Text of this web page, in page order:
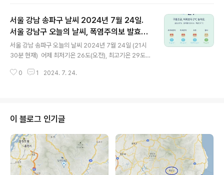
하루 중 최고기온입니다 * 눈비 올 확률은 위 이미지에
서 시간별 기상 상태 참조 대기상황 공기질은어제 초미세
먼지 좋음 = 4 ㎍/m³ 미세먼지는 좋음 = 12 ㎍/m³황사
는 보통 = 9 ㎍/m³ 자외선 (오후) = 보통 오늘 초미세먼
지 좋음 = 9 ㎍/m³ 미세먼지는 좋음 = 19 ㎍/m³황사는
보통 = 12 ㎍/m³ ( 경기 지역 평균 )..
서울 강남 송파구 날씨 2024년 7월 24일.
서울 강남구 오늘의 날씨, 폭염주의보 발효중,
오늘 날씨, 2024 0724, 초미세먼지, 미세먼
지, 황사, 자외선
서울 강남 송파구 오늘의 날씨 2024년 7월 24일 (21시
30분 현재) 어제 최저기온 26도(오전), 최고기온 29도
어제와 같은 최저기온이고 어제보다 4도 높은 최고기온입
서 시간별 기상 상태 참조 대기상황 공기질은어제초미세
먼지 좋음 = 2 ㎍/m³ 미세먼지는 좋음 = 11 ㎍/m³황사
는 보통 = 10 ㎍/m³ 자외선 (오후) = 보통오늘초미세먼
지 좋음 = 4 ㎍/m³ 미세먼지는 좋음 = 25 ㎍/m³황사는
보통 = 9 ㎍/m³ 자외선 (오후) = 보통 대기상태는..
0 1 2024. 7. 24.
이 블로그 인기글